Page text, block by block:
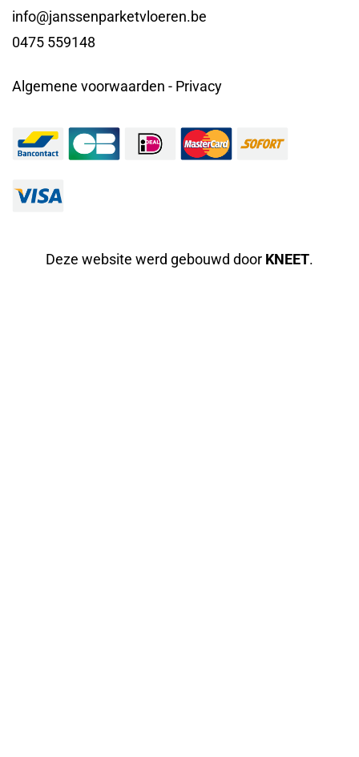
info@janssenparketvloeren.be
0475 559148
Algemene voorwaarden - Privacy
Deze website werd gebouwd door KNEET.